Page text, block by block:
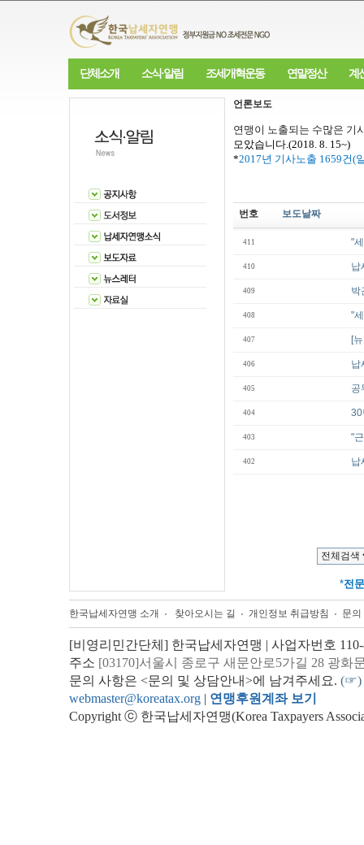
단체소개 소식·알림 조세개혁운동 연말정산 계
언론보도
연맹이 노출되는 수많은 기
모았습니다.(2018. 8. 15~)
*2017년 기사노출 1659건(
번호 보도날짜
411 "
410 납
409 박
408 "
407 [
406 납
405 공
404 30
403 "
402 납
*전문
한국납세자연맹 소개 찾아오시는 길 개인정보 취급방침 문
[비영리민간단체] 한국납세자연맹 | 사업자번호
주소 [03170]서울시 종로구 새문안로5가길 28 광화
문의 사항은 <문의 및 상담안내>에 남겨주세요. (☞)
webmaster@koreatax.org | 연맹후원계좌 보기
Copyright ⓒ 한국납세자연맹(Korea Taxpayers